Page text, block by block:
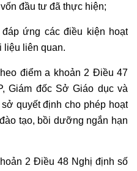
đầu tư đã thực hiện;
ứng các điều kiện hoạt
liệu liên quan.
điểm a khoản 2 Điều 47
Giám đốc Sở Giáo dục và
quyết định cho phép hoạt
tạo, bồi dưỡng ngắn hạn
2 Điều 48 Nghị định số